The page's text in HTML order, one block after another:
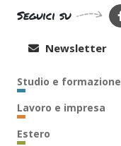
Seguici su
Newsletter
Studio e formazione
Lavoro e impresa
Estero